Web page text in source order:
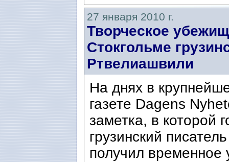
27 января 2010 г.
Творческое
Стокгольме
Ртвелиашвили
На днях в
газете Dagens
заметка, в которой
грузинский
получил